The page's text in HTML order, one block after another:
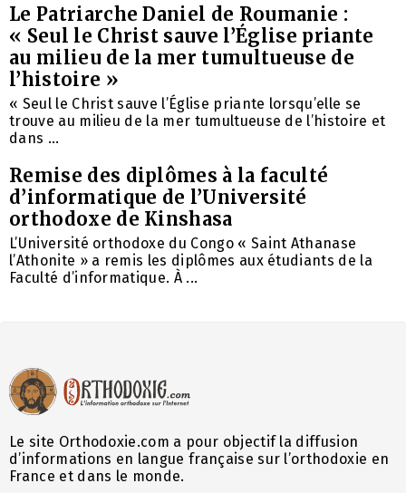
Le Patriarche Daniel de Roumanie :
« Seul le Christ sauve l’Église priante
au milieu de la mer tumultueuse de
l’histoire »
« Seul le Christ sauve l’Église priante lorsqu’elle se
trouve au milieu de la mer tumultueuse de l’histoire et
dans ...
Remise des diplômes à la faculté
d’informatique de l’Université
orthodoxe de Kinshasa
L’Université orthodoxe du Congo « Saint Athanase
l’Athonite » a remis les diplômes aux étudiants de la
Faculté d’informatique. À ...
Le site Orthodoxie.com a pour objectif la diffusion
d’informations en langue française sur l’orthodoxie en
France et dans le monde.